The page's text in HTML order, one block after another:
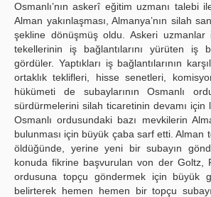
Osmanlı’nın askerî eğitim uzmanı talebi
Alman yakınlaşması, Almanya’nın silah
şekline dönüşmüş oldu. Askeri
tekellerinin iş bağlantılarını yürüten iş
gördüler. Yaptıkları iş bağlantılarının
ortaklık teklifleri, hisse senetleri,
hükümeti de subaylarının Osmanlı
sürdürmelerini silah ticaretinin devamı için
Osmanlı ordusundaki bazı mevkilerin
bulunması için büyük çaba sarf etti. Alman
öldüğünde, yerine yeni bir subayın
konuda fikrine başvurulan von der Goltz,
ordusuna topçu göndermek için büyük
belirterek hemen hemen bir topçu